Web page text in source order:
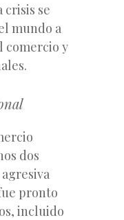
crisis se
mundo a
comercio y
dos
pronto
incluido